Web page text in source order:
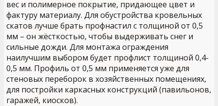
вес и полимерное покрытие, придающее цвет и
фактуру материалу. Для обустройства кровельных
скатов лучше брать профнастил с толщиной от 0,5
мм – он жёсткостью, чтобы выдерживать снег и
сильные дожди. Для монтажа ограждения
наилучшим выбором будет профлист толщиной 0,4-
0,5 мм. Профиль от 0,5 мм применяется уже для
стеновых переборок в хозяйственных помещениях,
для постройки каркасных конструкций (павильонов,
гаражей, киосков).